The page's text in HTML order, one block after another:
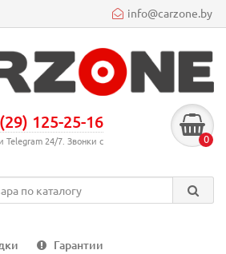
info@carzone.by
125-25-16
Telegram 24/7. Звонки с
0
Гарантии